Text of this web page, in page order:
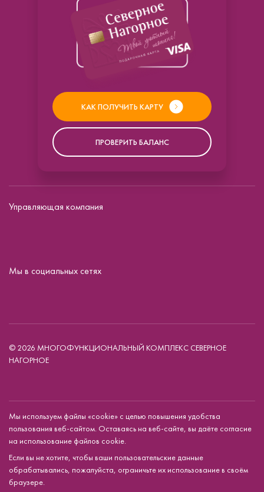
КАК ПОЛУЧИТЬ КАРТУ
ПРОВЕРИТЬ БАЛАНС
Управляющая компания
Мы в социальных сетях
© 2026 МНОГОФУНКЦИОНАЛЬНЫЙ КОМПЛЕКС СЕВЕРНОЕ
НАГОРНОЕ
Мы используем файлы «cookie» с целью повышения удобства
пользования веб-сайтом. Оставаясь на веб-сайте, вы даёте согласие
на использование файлов cookie.
Если вы не хотите, чтобы ваши пользовательские данные
обрабатывались, пожалуйста, ограничьте их использование в своём
браузере.